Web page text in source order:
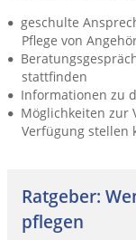
geschulte
Pflege von
stattfinden
Informationen zu
Möglichkeiten zur
Verfügung stellen
Ratgeber:
pflegen